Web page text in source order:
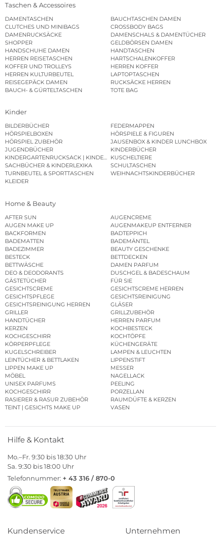
Taschen & Accessoires
DAMENTASCHEN
BAUCHTASCHEN DAMEN
CLUTCHES UND MINIBAGS
CROSSBODY BAGS
DAMENRUCKSÄCKE
DAMENSCHALS & DAMENTÜCHER
SHOPPER
GELDBÖRSEN DAMEN
HANDSCHUHE DAMEN
HANDTASCHEN
HERREN REISETASCHEN
HARTSCHALENKOFFER
KOFFER UND TROLLEYS
HERREN KOFFER
HERREN KULTURBEUTEL
LAPTOPTASCHEN
REISEGEPÄCK DAMEN
RUCKSÄCKE HERREN
BAUCH- & GÜRTELTASCHEN
TOTE BAG
Kinder
BILDERBÜCHER
FEDERMAPPEN
HÖRSPIELBOXEN
HÖRSPIELE & FIGUREN
HÖRSPIEL ZUBEHÖR
JAUSENBOX & KINDER LUNCHBOX
JUGENDBÜCHER
KINDERBÜCHER
KINDERGARTENRUCKSACK | KINDERGARTENBEUTEL
KUSCHELTIERE
SACHBÜCHER & KINDERLEXIKA
SCHULTASCHEN
TURNBEUTEL & SPORTTASCHEN
WEIHNACHTSKINDERBÜCHER
KLEIDER
Home & Beauty
AFTER SUN
AUGENCREME
AUGEN MAKE UP
AUGENMAKEUP ENTFERNER
BACKFORMEN
BADTEPPICH
BADEMATTEN
BADEMÄNTEL
BADEZIMMER
BEAUTY GESCHENKE
BESTECK
BETTDECKEN
BETTWÄSCHE
DAMEN PARFUM
DEO & DEODORANTS
DUSCHGEL & BADESCHAUM
GÄSTETÜCHER
FÜR SIE
GESICHTSCREME
GESICHTSCREME HERREN
GESICHTSPFLEGE
GESICHTSREINIGUNG
GESICHTSREINIGUNG HERREN
GLÄSER
GRILLER
GRILLZUBEHÖR
HANDTÜCHER
HERREN PARFUM
KERZEN
KOCHBESTECK
KOCHGESCHIRR
KOCHTÖPFE
KÖRPERPFLEGE
KÜCHENGERÄTE
KUGELSCHREIBER
LAMPEN & LEUCHTEN
LEINTÜCHER & BETTLAKEN
LIPPENSTIFT
LIPPEN MAKE UP
MESSER
MÖBEL
NAGELLACK
UNISEX PARFUMS
PEELING
KOCHGESCHIRR
PORZELLAN
RASIERER & RASUR ZUBEHÖR
RAUMDÜFTE & KERZEN
TEINT | GESICHTS MAKE UP
VASEN
Hilfe & Kontakt
Mo.–Fr. 9:30 bis 18:30 Uhr
Sa. 9:30 bis 18:00 Uhr
Telefonnummer: + 43 316 / 870-0
Kundenservice Unternehmen